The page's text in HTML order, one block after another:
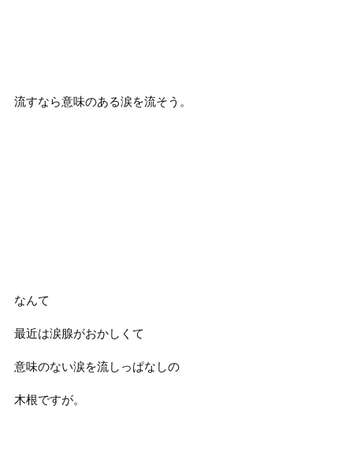
流すなら意味のある涙を流そう。
なんて
最近は涙腺がおかしくて
意味のない涙を流しっぱなしの
木根ですが。